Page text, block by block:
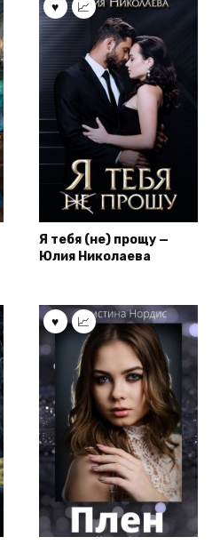
Я тебя (не) прощу —
Юлия Николаева